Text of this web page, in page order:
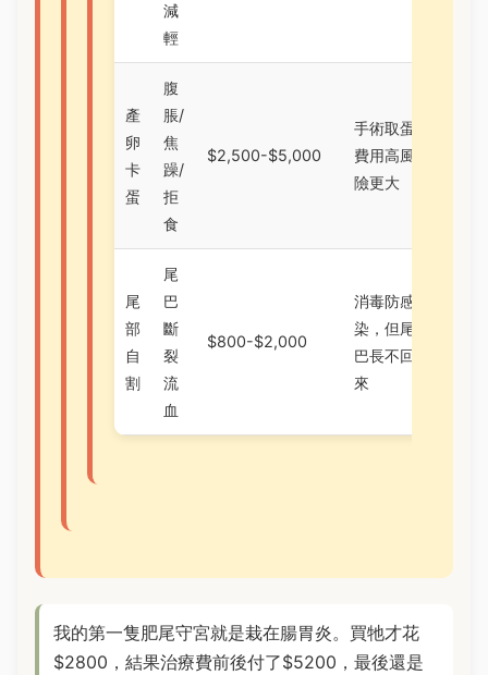
減
輕
產
卵
卡
蛋
腹
脹/
焦
躁/
拒
食
$2,500-$5,000
手術取蛋
費用高風
險更大
尾
部
自
割
尾
巴
斷
裂
流
血
$800-$2,000
消毒防感
染，但尾
巴長不回
來
我的第一隻肥尾守宮就是栽在腸胃炎。買牠才花
$2800，結果治療費前後付了$5200，最後還是